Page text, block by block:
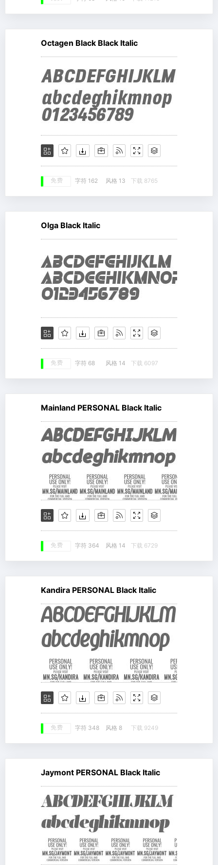
Octagen Black Black Italic
免费 字符 162 风格 13 下载 8765
Olga Black Italic
免费 字符 68 风格 14 下载 6097
Mainland PERSONAL Black Italic
免费 字符 364 风格 14 下载 6729
Kandira PERSONAL Black Italic
免费 字符 348 风格 8 下载 9249
Jaymont PERSONAL Black Italic